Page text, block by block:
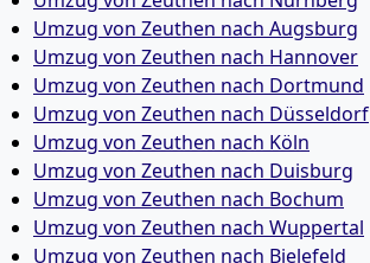
Umzug von Zeuthen nach Augsburg
Umzug von Zeuthen nach Hannover
Umzug von Zeuthen nach Dortmund
Umzug von Zeuthen nach Düsseldorf
Umzug von Zeuthen nach Köln
Umzug von Zeuthen nach Duisburg
Umzug von Zeuthen nach Bochum
Umzug von Zeuthen nach Wuppertal
Umzug von Zeuthen nach Bielefeld